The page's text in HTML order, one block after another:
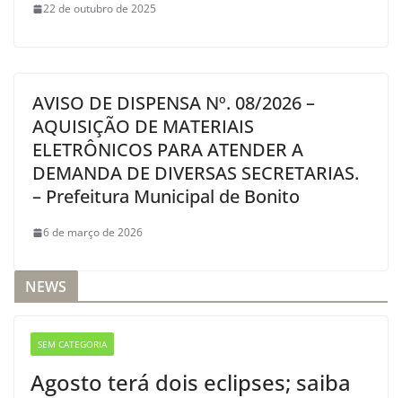
22 de outubro de 2025
AVISO DE DISPENSA Nº. 08/2026 –
AQUISIÇÃO DE MATERIAIS
ELETRÔNICOS PARA ATENDER A
DEMANDA DE DIVERSAS SECRETARIAS.
– Prefeitura Municipal de Bonito
6 de março de 2026
NEWS
SEM CATEGORIA
Agosto terá dois eclipses; saiba